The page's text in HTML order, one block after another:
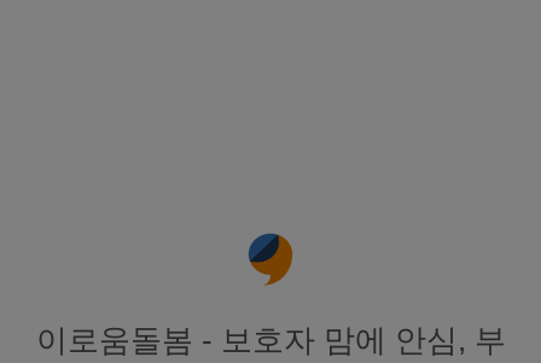
이로움돌봄 - 보호자 맘에 안심, 부